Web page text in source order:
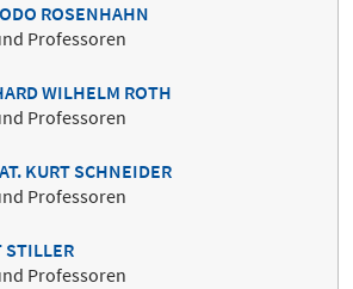
ROSENHAHN
Professoren
WILHELM ROTH
Professoren
KURT SCHNEIDER
Professoren
STILLER
Professoren